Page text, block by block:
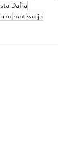
Dafija
motivācija